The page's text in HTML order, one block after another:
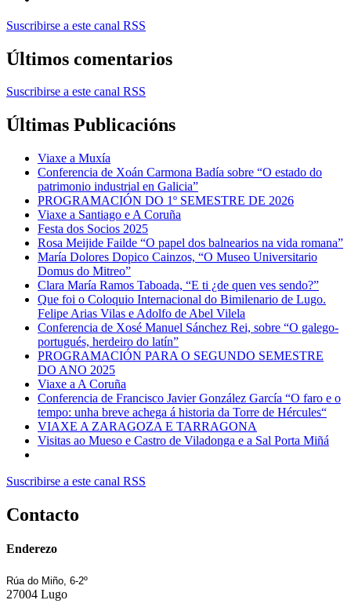
Suscribirse a este canal RSS
Últimos comentarios
Suscribirse a este canal RSS
Últimas Publicacións
Viaxe a Muxía
Conferencia de Xoán Carmona Badía sobre “O estado do
patrimonio industrial en Galicia”
PROGRAMACIÓN DO 1º SEMESTRE DE 2026
Viaxe a Santiago e A Coruña
Festa dos Socios 2025
Rosa Meijide Failde “O papel dos balnearios na vida romana”
María Dolores Dopico Cainzos, “O Museo Universitario
Domus do Mitreo”
Clara María Ramos Taboada, “E ti ¿de quen ves sendo?”
Que foi o Coloquio Internacional do Bimilenario de Lugo.
Felipe Arias Vilas e Adolfo de Abel Vilela
Conferencia de Xosé Manuel Sánchez Rei, sobre “O galego-
portugués, herdeiro do latín”
PROGRAMACIÓN PARA O SEGUNDO SEMESTRE
DO ANO 2025
Viaxe a A Coruña
Conferencia de Francisco Javier González García “O faro e o
tempo: unha breve achega á historia da Torre de Hércules“
VIAXE A ZARAGOZA E TARRAGONA
Visitas ao Mueso e Castro de Viladonga e a Sal Porta Miñá
Suscribirse a este canal RSS
Contacto
Enderezo
Rúa do Miño, 6-2º
27004 Lugo